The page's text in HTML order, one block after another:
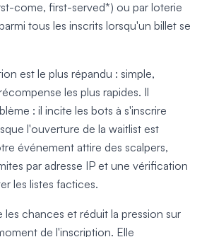
come, first-served*) ou par loterie
tous les inscrits lorsqu'un billet se
est le plus répandu : simple,
les plus rapides. Il
: il incite les bots à s'inscrire
l'ouverture de la waitlist est
événement attire des scalpers,
par adresse IP et une vérification
les listes factices.
les chances et réduit la pression sur
de l'inscription. Elle